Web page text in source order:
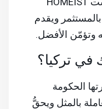
ويقدم
وتؤمّن الأفضل.
في تركيا؟
الحكومة
ألغت المعاملة بالمثل ويحقُّ